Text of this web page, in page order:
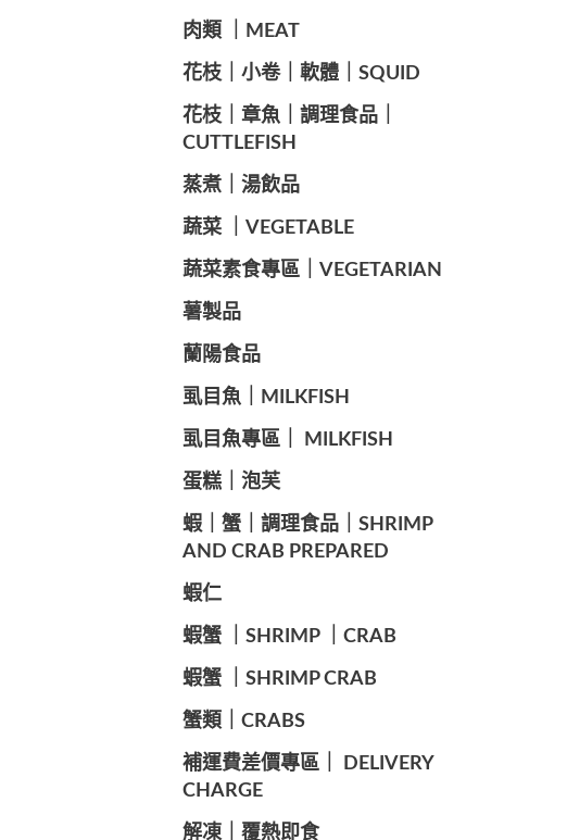
肉類 ｜MEAT
️花枝｜小卷｜軟體｜SQUID
花枝｜章魚｜調理食品｜
CUTTLEFISH
️蒸煮｜湯飲品
蔬菜 ｜VEGETABLE
蔬菜素食專區｜VEGETARIAN
️薯製品
蘭陽食品
️虱目魚｜MILKFISH
️虱目魚專區｜ MILKFISH
️蛋糕｜泡芙
️蝦｜蟹｜調理食品｜SHRIMP
AND CRAB PREPARED
️蝦仁
️蝦蟹 ｜SHRIMP ｜CRAB
️蝦蟹 ｜SHRIMP CRAB
️蟹類｜CRABS
️補運費差價專區｜ DELIVERY
CHARGE
️解凍｜覆熱即食